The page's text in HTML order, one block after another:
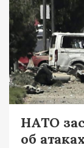
НАТО
об